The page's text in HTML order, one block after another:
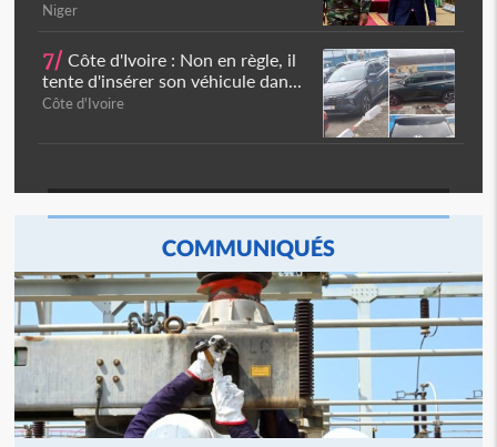
Niger
7/ Côte d'Ivoire : Non en règle, il
tente d'insérer son véhicule dan...
Côte d'Ivoire
COMMUNIQUÉS